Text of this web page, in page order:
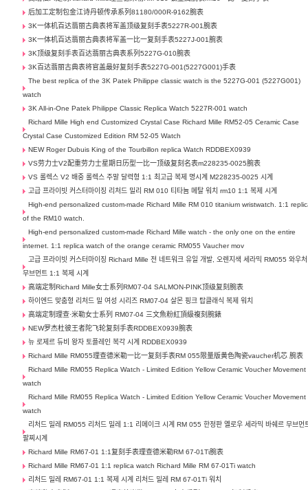
后加工定制包金江诗丹顿传承系列81180/000R-9162腕表
3K一体机百达翡丽古典表将军盖顶级复刻手表5227R-001腕表
3K一体机百达翡丽古典表将军盖一比一复刻手表5227J-001腕表
3K顶级复刻手表百达翡丽古典表系列5227G-010腕表
3K百达翡丽古典表将官盖最好复刻手表5227G-001(5227G001)手表
The best replica of the 3K Patek Philippe classic watch is the 5227G-001 (5227G001)
watch
3K All-in-One Patek Philippe Classic Replica Watch 5227R-001 watch
Richard Mille High end Customized Crystal Case Richard Mille RM52-05 Ceramic Case
Crystal Case Customized Edition RM 52-05 Watch
NEW Roger Dubuis King of the Tourbillon replica Watch RDDBEX0939
VS劳力士V2配重劳力士星期日历型一比一顶级复刻名表m228235-0025腕表
VS 롤렉스 V2 배중 롤렉스 주말 달력형 1:1 최고급 복제 명시계 M228235-0025 시계
고급 프라이빗 커스터마이징 리처드 밀리 RM 010 티타늄 메탈 워치 rm10 1:1 복제 시계
High-end personalized custom-made Richard Mille RM 010 titanium wristwatch. 1:1
of the RM10 watch.
High-end personalized custom-made Richard Mille watch - the only one on the entire
internet. 1:1 replica watch of the orange ceramic RM055 Vaucher mov
고급 프라이빗 커스터마이징 Richard Mille 전 네트워크 유일 개발, 오렌지색 세라믹 RM055 와우처
무브먼트 1:1 복제 시계
高端定制Richard Mille女士系列RM07-04 SALMON-PINK顶级复刻腕表
하이엔드 맞춤형 리처드 밀 여성 시리즈 RM07-04 살몬 핑크 탑클래식 복제 워치
高端定制理查·米勒女士系列 RM07-04 三文魚粉紅頂級複刻腕錶
NEW罗杰杜彼王者陀飞轮复刻手表RDDBEX0939腕表
뉴 로제르 듀비 왕자 토플레인 복각 시계 RDDBEX0939
Richard Mille RM055理查德米勒一比一复刻手表RM 055限量版黄色陶瓷vaucher机芯 腕表
Richard Mille RM055 Replica Watch - Limited Edition Yellow Ceramic Voucher Movement
watch
Richard Mille RM055 Replica Watch - Limited Edition Yellow Ceramic Voucher Movement
watch
리처드 밀레 RM055 리처드 밀레 1:1 리메이크 시계 RM 055 한정판 옐로우 세라믹 바쉐르 무브먼
팔찌시계
Richard Mille RM67-01 1:1复刻手表理查德米勒RM 67-01Ti腕表
Richard Mille RM67-01 1:1 replica watch Richard Mille RM 67-01Ti watch
리처드 밀레 RM67-01 1:1 복제 시계 리처드 밀레 RM 67-01Ti 워치